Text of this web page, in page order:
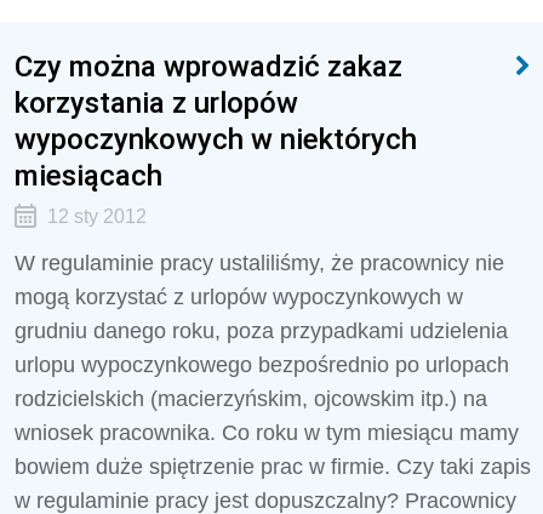
Czy można wprowadzić zakaz
korzystania z urlopów
wypoczynkowych w niektórych
miesiącach
12 sty 2012
W regulaminie pracy ustaliliśmy, że pracownicy nie
mogą korzystać z urlopów wypoczynkowych w
grudniu danego roku, poza przypadkami udzielenia
urlopu wypoczynkowego bezpośrednio po urlopach
rodzicielskich (macierzyńskim, ojcowskim itp.) na
wniosek pracownika. Co roku w tym miesiącu mamy
bowiem duże spiętrzenie prac w firmie. Czy taki zapis
w regulaminie pracy jest dopuszczalny? Pracownicy